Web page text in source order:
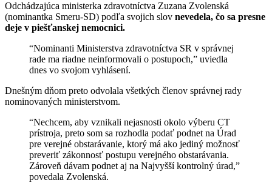
Odchádzajúca ministerka zdravotníctva Zuzana Zvolenská
(nominantka Smeru-SD) podľa svojich slov nevedela, čo sa presne
deje v piešťanskej nemocnici.
“Nominanti Ministerstva zdravotníctva SR v správnej
rade ma riadne neinformovali o postupoch,” uviedla
dnes vo svojom vyhlásení.
Dnešným dňom preto odvolala všetkých členov správnej rady
nominovaných ministerstvom.
“Nechcem, aby vznikali nejasnosti okolo výberu CT
prístroja, preto som sa rozhodla podať podnet na Úrad
pre verejné obstarávanie, ktorý má ako jediný možnosť
preveriť zákonnosť postupu verejného obstarávania.
Zároveň dávam podnet aj na Najvyšší kontrolný úrad,”
povedala Zvolenská.